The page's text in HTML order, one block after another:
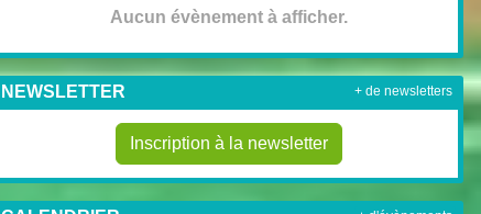
Aucun évènement à afficher.
NEWSLETTER
Inscription à la newsletter
+ de newsletters